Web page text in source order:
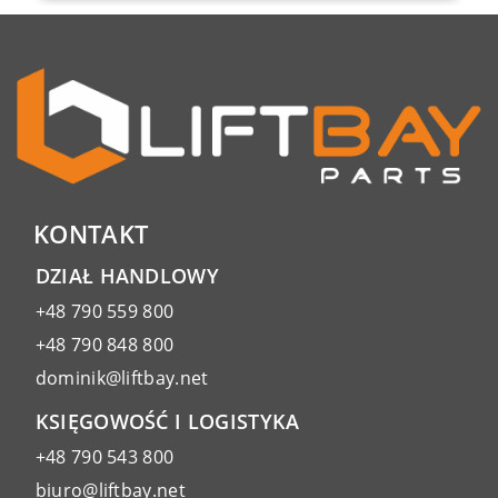
KONTAKT
DZIAŁ HANDLOWY
+48 790 559 800
+48 790 848 800
dominik@liftbay.net
KSIĘGOWOŚĆ I LOGISTYKA
+48 790 543 800
biuro@liftbay.net